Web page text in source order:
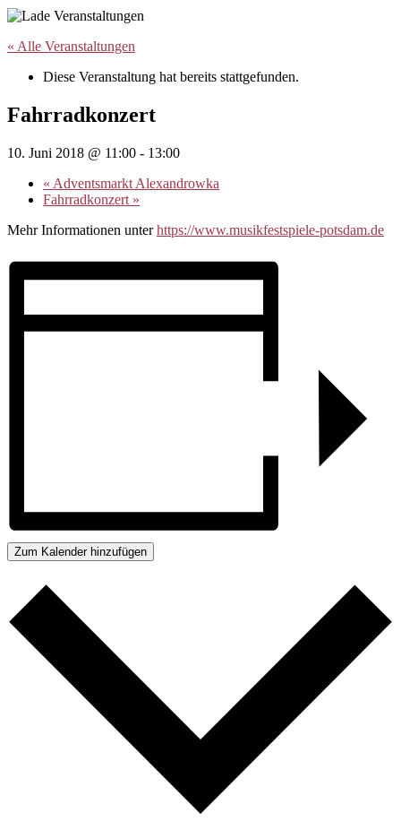
« Alle Veranstaltungen
Diese Veranstaltung hat bereits stattgefunden.
Fahrradkonzert
10. Juni 2018 @ 11:00 - 13:00
« Adventsmarkt Alexandrowka
Fahrradkonzert »
Mehr Informationen unterhttps://www.musikfestspiele-potsdam.de
Zum Kalender hinzufügen